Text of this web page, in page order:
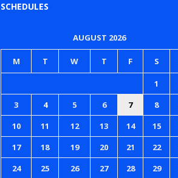
SCHEDULES
AUGUST 2026
M T W T F S
1
3
4 5 6 7 8
10
11 12 13 14 15
17
18 19 20 21 22
24
25 26 27 28 29